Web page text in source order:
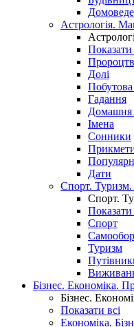
Астрологія.
Показати
Долі
Побутова
Гадання
Домашня
Імена
Сонники
Дати
Спорт.
Спорт.
Показати
Спорт
Туризм
Бізнес. Економіка.
Бізнес.
Показати всі
Економіка.